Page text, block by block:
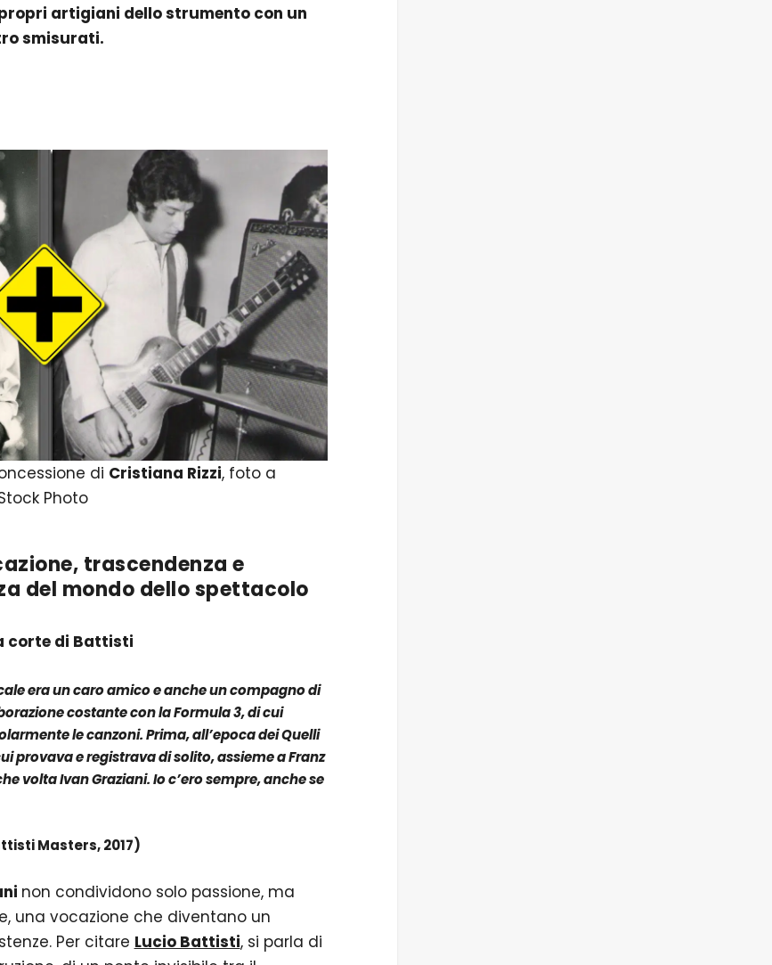
artigiani dello strumento con un
smisurati.
di Cristiana Rizzi, foto a
Photo
trascendenza e
del mondo dello spettacolo
corte di Battisti
era un caro amico e anche un compagno di
costante con la Formula 3, di cui
le canzoni. Prima, all’epoca dei Quelli
provava e registrava di solito, assieme a Franz
volta Ivan Graziani. Io c’ero sempre, anche se
Masters, 2017)
non condividono solo passione, ma
una vocazione che diventano un
Per citare Lucio Battisti, si parla di